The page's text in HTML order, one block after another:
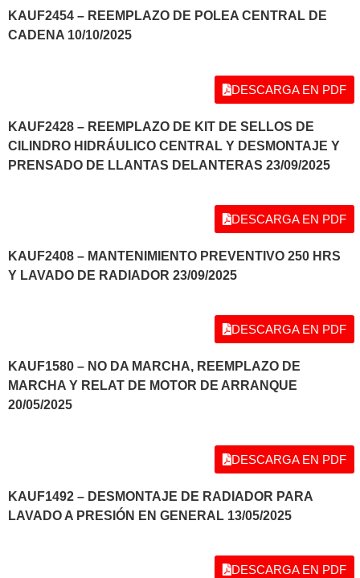
KAUF2454 – REEMPLAZO DE POLEA CENTRAL DE
CADENA 10/10/2025
DESCARGA EN PDF
KAUF2428 – REEMPLAZO DE KIT DE SELLOS DE
CILINDRO HIDRÁULICO CENTRAL Y DESMONTAJE Y
PRENSADO DE LLANTAS DELANTERAS 23/09/2025
DESCARGA EN PDF
KAUF2408 – MANTENIMIENTO PREVENTIVO 250 HRS
Y LAVADO DE RADIADOR 23/09/2025
DESCARGA EN PDF
KAUF1580 – NO DA MARCHA, REEMPLAZO DE
MARCHA Y RELAT DE MOTOR DE ARRANQUE
20/05/2025
DESCARGA EN PDF
KAUF1492 – DESMONTAJE DE RADIADOR PARA
LAVADO A PRESIÓN EN GENERAL 13/05/2025
DESCARGA EN PDF